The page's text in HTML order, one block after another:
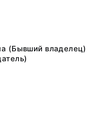
(Бывший владелец)